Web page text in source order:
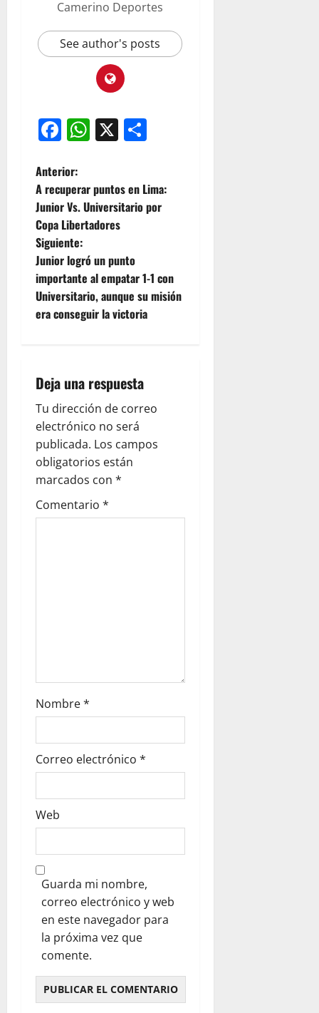
Camerino Deportes
See author's posts
Facebook
WhatsApp
X
Anterior:
A recuperar puntos en Lima:
Junior Vs. Universitario por
Copa Libertadores
Siguiente:
Junior logró un punto
importante al empatar 1-1 con
Universitario, aunque su misión
era conseguir la victoria
Deja una respuesta
Tu dirección de correo
electrónico no será
publicada. Los campos
obligatorios están
marcados con *
Comentario *
Nombre*
Correo electrónico *
Web
Guarda mi nombre,
correo electrónico y web
en este navegador para
la próxima vez que
comente.